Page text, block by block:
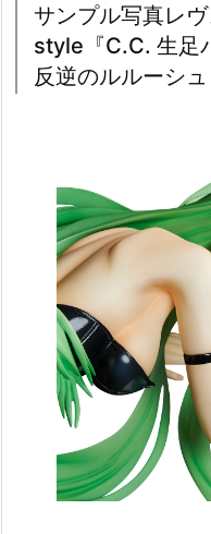
サンプル写真レ
style『C.C. 生足
反逆のルルーシ